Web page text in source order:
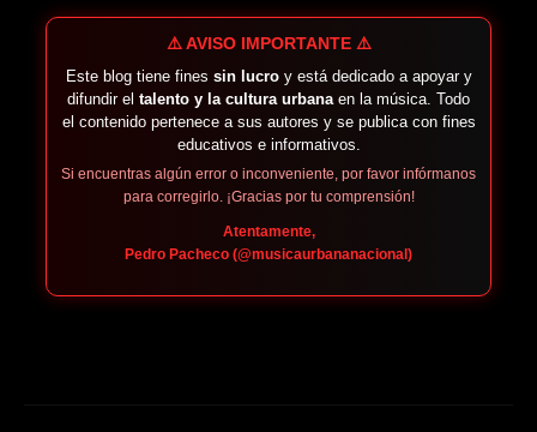
⚠️ AVISO IMPORTANTE ⚠️
Este blog tiene fines sin lucroy está dedicado a apoyar y
difundir el talento y la cultura urbanaen la música. Todo
el contenido pertenece a sus autores y se publica con fines
educativos e informativos.
Si encuentras algún error o inconveniente, por favor infórmanos
para corregirlo. ¡Gracias por tu comprensión!
Atentamente,
Pedro Pacheco (@musicaurbananacional)